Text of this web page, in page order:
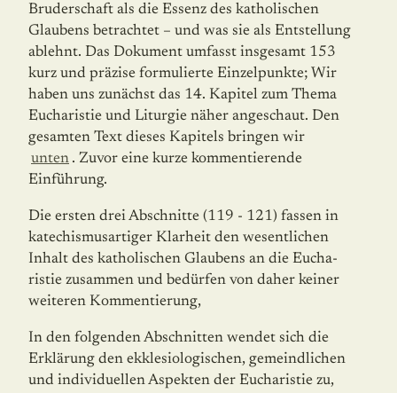
Bruderschaft als die Essenz des katholi­schen
Glaubens be­trachtet – und was sie als Entstellung
ablehnt. Das Dokument umfasst insgesamt 153
kurz und präzise formulierte Einzelpunkte; Wir
haben uns zunächst das 14. Kapitel zum Thema
Eu­charistie und Liturgie näher angeschaut. Den
ge­samten Text dieses Kapi­­tels bringen wir
unten . Zuvor eine kurze kommen­tierende
Einführung.
Die ersten drei Abschnitte (119 - 121) fassen in
katechis­musartiger Klarheit den wesentlichen
Inhalt des katho­lischen Glaubens an die Eucha­
ristie zusammen und bedürfen von daher keiner
weiteren Kommentierung,
In den folgenden Abschnitten wendet sich die
Erklärung den ekklesiologischen, gemeindlichen
und individuellen Aspekten der Eucha­ristie zu,